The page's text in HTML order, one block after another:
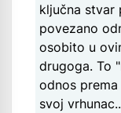
ključna stvar
povezano
osobito u
drugoga. To
odnos
svoj